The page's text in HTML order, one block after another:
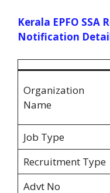
Kerala EPFO
Notification
Organization
Name
Job Type
Recruitment Type
Advt No